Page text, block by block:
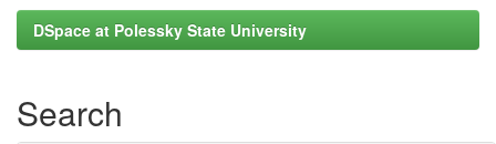
DSpace at Polessky State University
Search